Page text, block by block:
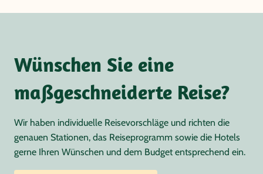
Wünschen Sie eine
maßgeschneiderte Reise?
Wir haben individuelle Reisevorschläge und richten die
genauen Stationen, das Reiseprogramm sowie die Hotels
gerne Ihren Wünschen und dem Budget entsprechend ein.